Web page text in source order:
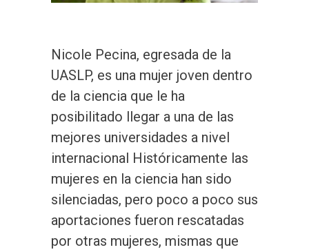
Nicole Pecina, egresada de la
UASLP, es una mujer joven dentro
de la ciencia que le ha
posibilitado llegar a una de las
mejores universidades a nivel
internacional Históricamente las
mujeres en la ciencia han sido
silenciadas, pero poco a poco sus
aportaciones fueron rescatadas
por otras mujeres, mismas que